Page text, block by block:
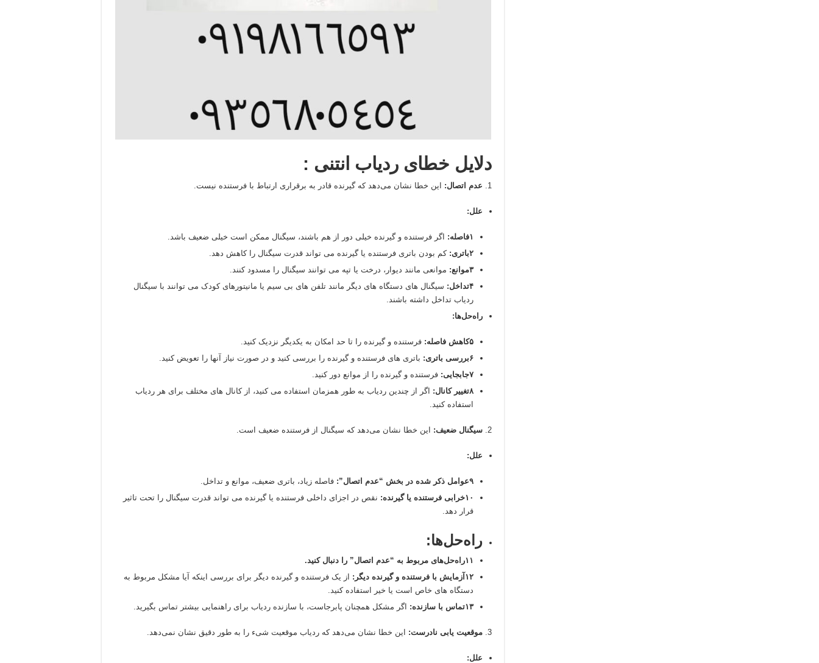
دلایل خطای ردیاب انتنی :
عدم اتصال: این خطا نشان می‌دهد که گیرنده قادر به برقراری ارتباط با فرستنده نیست.
علل:
۱فاصله:
اگر فرستنده و گیرنده خیلی دور از هم باشند، سیگنال ممکن است خیلی ضعیف باشد.
۲باتری:
کم بودن باتری فرستنده یا گیرنده می تواند قدرت سیگنال را کاهش دهد.
۳موانع:
موانعی مانند دیوار، درخت یا تپه می توانند سیگنال را مسدود کنند.
۴تداخل:
سیگنال های دستگاه های دیگر مانند تلفن های بی سیم یا مانیتورهای کودک می توانند با سیگنال
ردیاب تداخل داشته باشند.
راه‌حل‌ها:
۵کاهش فاصله:
فرستنده و گیرنده را تا حد امکان به یکدیگر نزدیک کنید.
۶بررسی باتری:
باتری های فرستنده و گیرنده را بررسی کنید و در صورت نیاز آنها را تعویض کنید.
۷جابجایی:
فرستنده و گیرنده را از موانع دور کنید.
۸تغییر کانال:
اگر از چندین ردیاب به طور همزمان استفاده می کنید، از کانال های مختلف برای هر ردیاب
استفاده کنید.
سیگنال ضعیف: این خطا نشان می‌دهد که سیگنال از فرستنده ضعیف است.
علل:
۹عوامل ذکر شده در بخش “عدم اتصال”:
فاصله زیاد، باتری ضعیف، موانع و تداخل.
۱۰خرابی فرستنده یا گیرنده:
نقص در اجزای داخلی فرستنده یا گیرنده می تواند قدرت سیگنال را تحت تاثیر
قرار دهد.
راه‌حل‌ها:
۱۱راه‌حل‌های مربوط به “عدم اتصال” را دنبال کنید.
۱۲آزمایش با فرستنده و گیرنده دیگر:
از یک فرستنده و گیرنده دیگر برای بررسی اینکه آیا مشکل مربوط به
دستگاه های خاص است یا خیر استفاده کنید.
۱۳تماس با سازنده:
اگر مشکل همچنان پابرجاست، با سازنده ردیاب برای راهنمایی بیشتر تماس بگیرید.
موقعیت یابی نادرست: این خطا نشان می‌دهد که ردیاب موقعیت شیء را به طور دقیق نشان نمی‌دهد.
علل: